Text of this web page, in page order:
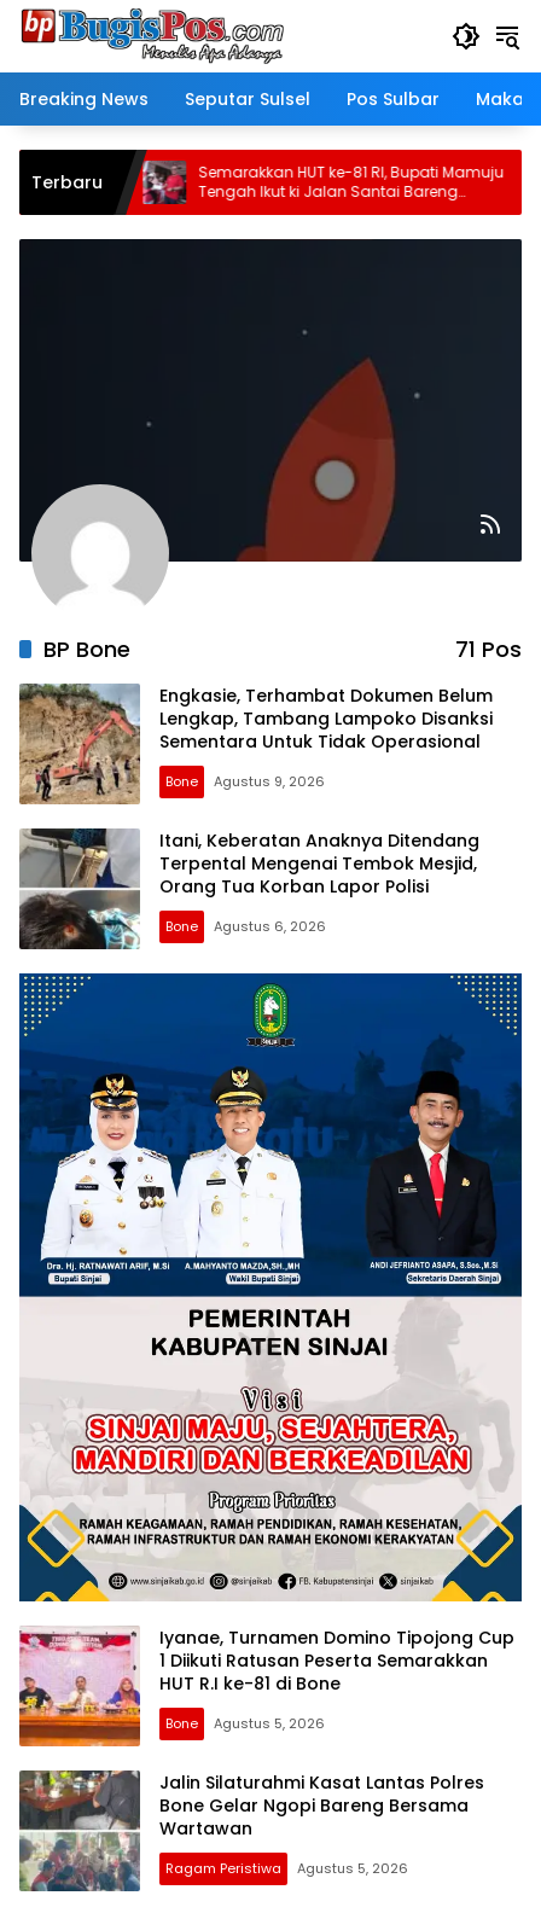
Langsung
Breaking News
Seputar Sulsel Pos Sulbar
Terbaru
Semarakkan HUT ke-81 RI, Bupati Mamuju
Tengah Ikut ki Jalan Santai Bareng
Warga Karossa
BP Bone 71 Pos
Engkasie, Terhambat Dokumen Belum
Lengkap, Tambang Lampoko Disanksi
Sementara Untuk Tidak Operasional
Bone Agustus 9, 2026
Itani, Keberatan Anaknya Ditendang
Terpental Mengenai Tembok Mesjid,
Orang Tua Korban Lapor Polisi
Bone Agustus 6, 2026
Iyanae, Turnamen Domino Tipojong Cup
1 Diikuti Ratusan Peserta Semarakkan
HUT R.I ke-81 di Bone
Bone Agustus 5, 2026
Jalin Silaturahmi Kasat Lantas Polres
Bone Gelar Ngopi Bareng Bersama
Wartawan
Ragam Peristiwa Agustus 5, 2026